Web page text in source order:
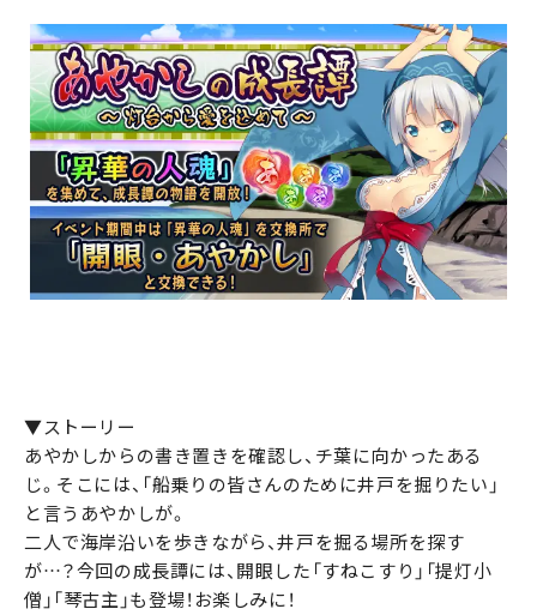
▼ストーリー
あやかしからの書き置きを確認し、チ葉に向かったある
じ。そこには、「船乗りの皆さんのために井戸を掘りたい」
と言うあやかしが。
二人で海岸沿いを歩きながら、井戸を掘る場所を探す
が…？今回の成長譚には、開眼した「すねこすり」「提灯小
僧」「琴古主」も登場！お楽しみに！